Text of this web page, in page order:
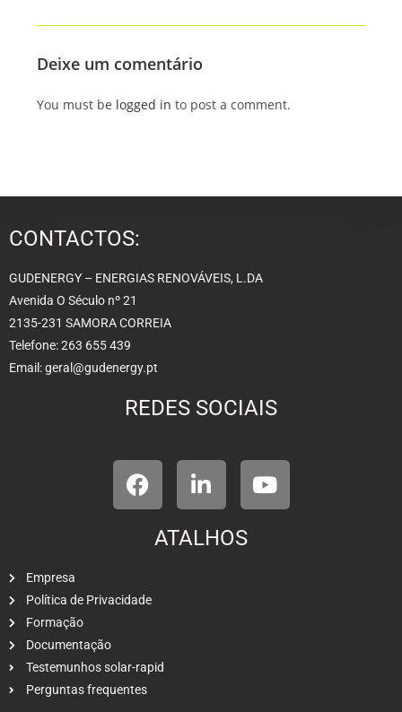
Deixe um comentário
You must be logged in to post a comment.
CONTACTOS:
GUDENERGY – ENERGIAS RENOVÁVEIS, L.DA
Avenida O Século nº 21
2135-231 SAMORA CORREIA
Telefone: 263 655 439
Email: geral@gudenergy.pt
REDES SOCIAIS
ATALHOS
Empresa
Política de Privacidade
Formação
Documentação
Testemunhos solar-rapid
Perguntas frequentes